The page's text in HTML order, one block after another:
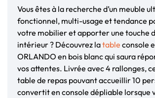
Vous êtes à la recherche d’un meuble
fonctionnel, multi-usage et tendance
votre mobilier et apporter une touche
intérieur ? Découvrez latable console
ORLANDO en bois blanc qui saura
vos attentes. Livrée avec 4 rallonges,
table de repas pouvant accueillir 10
convertit en console dépliable lorsque